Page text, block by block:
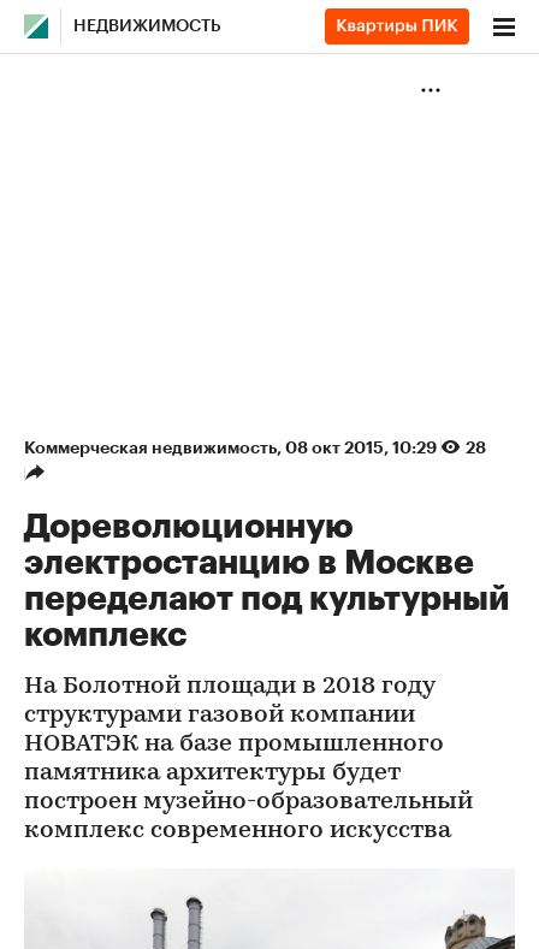
НЕДВИЖИМОСТЬ
Коммерческая недвижимость⁠, 08 окт 2015, 10:29 28
Дореволюционную
электростанцию в Москве
переделают под культурный
комплекс
На Болотной площади в 2018 году
структурами газовой компании
НОВАТЭК на базе промышленного
памятника архитектуры будет
построен музейно-образовательный
комплекс современного искусства